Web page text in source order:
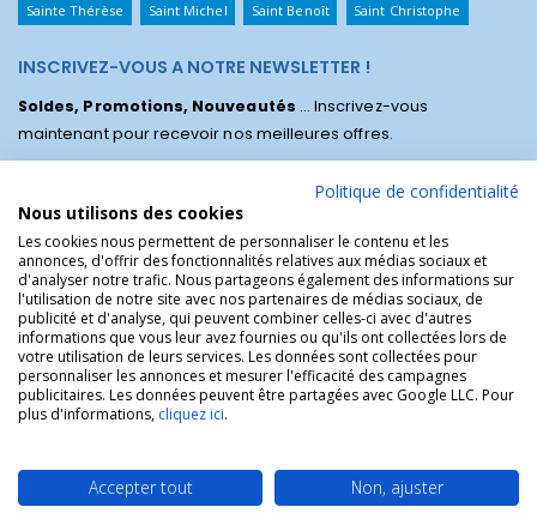
Sainte Thérèse Saint Michel Saint Benoît Saint Christophe
INSCRIVEZ-VOUS A NOTRE NEWSLETTER !
Soldes, Promotions, Nouveautés ... Inscrivez-vous
maintenant pour recevoir nos meilleures offres.
La Boutique des Chrétiens © | La boutique religieuse chrétienne de
référence !.
Politique de confidentialité
Nous utilisons des cookies
Les cookies nous permettent de personnaliser le contenu et les
annonces, d'offrir des fonctionnalités relatives aux médias sociaux et
d'analyser notre trafic. Nous partageons également des informations sur
l'utilisation de notre site avec nos partenaires de médias sociaux, de
publicité et d'analyse, qui peuvent combiner celles-ci avec d'autres
informations que vous leur avez fournies ou qu'ils ont collectées lors de
votre utilisation de leurs services. Les données sont collectées pour
personnaliser les annonces et mesurer l'efficacité des campagnes
publicitaires. Les données peuvent être partagées avec Google LLC. Pour
plus d'informations, cliquez ici.
Accepter tout Non, ajuster